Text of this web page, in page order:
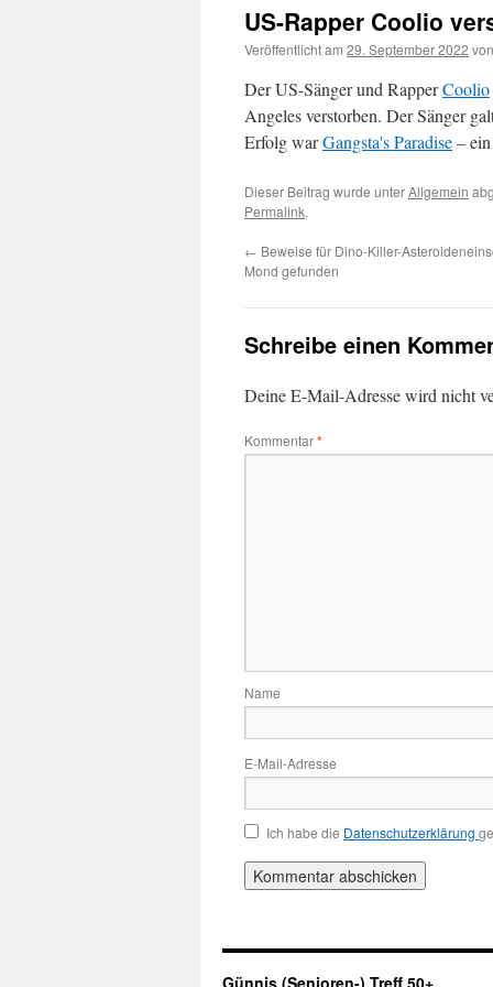
US-Rapper Coolio
Veröffentlicht am 29. September 2022 von
Der US-Sänger und RapperCoolio
Angeles verstorben. Der Sänger
Erfolg warGangsta's Paradise–
Dieser Beitrag wurde unterAllgemein
Permalink.
← Beweise für Dino-Killer-
Mond gefunden
Schreibe einen
Deine E-Mail-Adresse wird nicht
Kommentar*
Name
E-Mail-Adresse
Ich habe die Datenschutzerklärung
Günnis (Senioren-) Treff 50+